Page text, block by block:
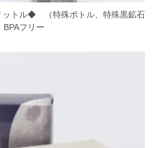
トル◆ （特殊ボトル、特殊黒鉱石
フリー